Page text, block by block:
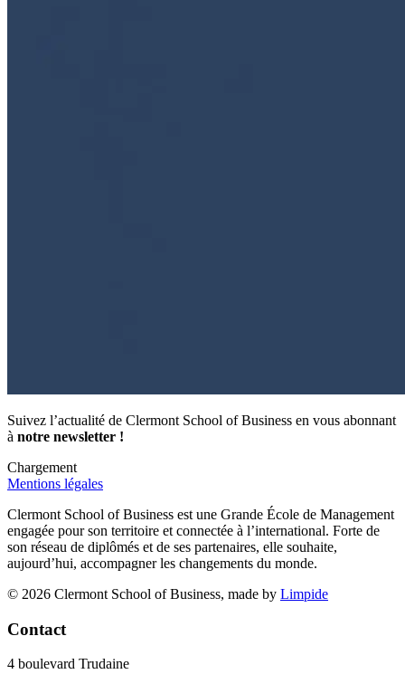
Suivez l’actualité de Clermont School of Business en vous abonnant
à notre newsletter !
Chargement
Mentions légales
Clermont School of Business est une Grande École de Management
engagée pour son territoire et connectée à l’international. Forte de
son réseau de diplômés et de ses partenaires, elle souhaite,
aujourd’hui, accompagner les changements du monde.
© 2026 Clermont School of Business, made by Limpide
Contact
4 boulevard Trudaine